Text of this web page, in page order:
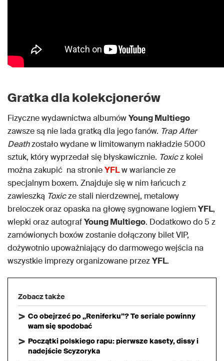
Gratka dla kolekcjonerów
Fizyczne wydawnictwa albumówYoung Multiego
zawsze są nie lada gratką dla jego fanów. Trap After
Deathzostało wydane w limitowanym nakładzie 5000
sztuk, który wyprzedał się błyskawicznie. Toxicz kolei
można zakupić na stronieYFLw wariancie ze
specjalnym boxem. Znajduje się w nim łańcuch z
zawieszką Toxicze stali nierdzewnej, metalowy
breloczek oraz opaska na głowę sygnowane logiemYFL,
wlepki oraz autografYoung Multiego. Dodatkowo do 5 z
zamówionych boxów zostanie dołączony bilet VIP,
dożywotnio upoważniający do darmowego wejścia na
wszystkie imprezy organizowane przezYFL.
Zobacz także
Co obejrzeć po „Reniferku”? Te seriale powinny
wam się spodobać
Początki polskiego rapu: pierwsze kasety, dissy i
nadejście Scyzoryka